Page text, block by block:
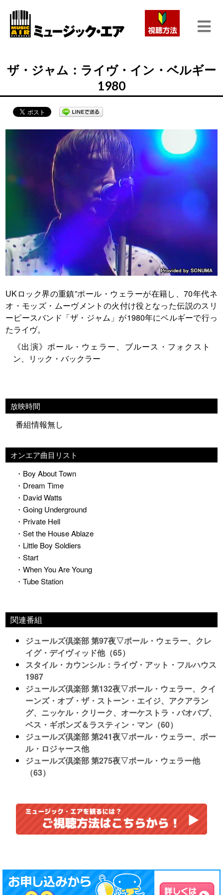
ザ・ジャム：ライヴ・イン・ベルギー
1980
UKロック界の重鎮”ポール・ウェラーが在籍し、70年代ネ
オ・モッズ・ムーヴメントの火付け役となった伝説のスリ
ーピースバンド「ザ・ジャム」が1980年にベルギーで行っ
たライヴ。
《出演》ポール・ウェラー、ブルース・フォクスト
ン、リック・バックラー
放映時間
番組情報無し
オンエア曲目リスト
・Boy About Town
・Dream Time
・David Watts
・Going Underground
・Private Hell
・Set the House Ablaze
・Little Boy Soldiers
・Start
・When You Are Young
・Tube Station
関連番組
ジュールズ倶楽部 第97夜▽ポール・ウェラー、クレ
イグ・デイヴィッド他（65）
スタイル・カウンシル：ライヴ・アット・フルハウス
1987
ジュールズ倶楽部 第132夜▽ポール・ウェラー、クイ
ーンズ・オブ・ザ・ストーン・エイジ、アクアラン
グ、ニッケル・クリーク、オーケストラ・バオバブ、
ベス・ギボンズ＆ラスティン・マン（60）
ジュールズ倶楽部 第241夜▽ポール・ウェラー、ポー
ル・ロジャース他
ジュールズ倶楽部 第275夜▽ポール・ウェラー他
（63）